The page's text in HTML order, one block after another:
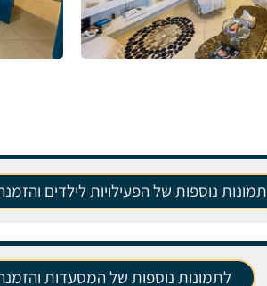
תמונות נוספות של הפעילויות לילדים
לתמונות נוספות של המסעדות